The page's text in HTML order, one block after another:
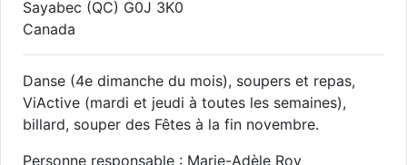
Sayabec (QC) G0J 3K0
Canada
Danse (4e dimanche du mois), soupers et repas,
ViActive (mardi et jeudi à toutes les semaines),
billard, souper des Fêtes à la fin novembre.
Personne responsable : Marie-Adèle Roy